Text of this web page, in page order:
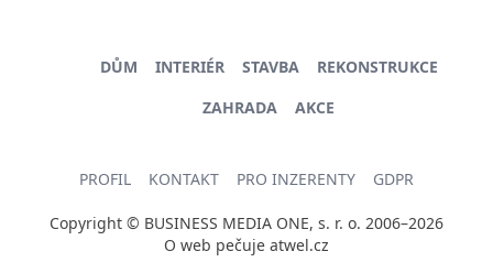
DŮM INTERIÉR STAVBA
REKONSTRUKCE
ZAHRADA
AKCE
PROFIL KONTAKT PRO INZERENTY GDPR
Copyright © BUSINESS MEDIA ONE, s. r. o. 2006–2026